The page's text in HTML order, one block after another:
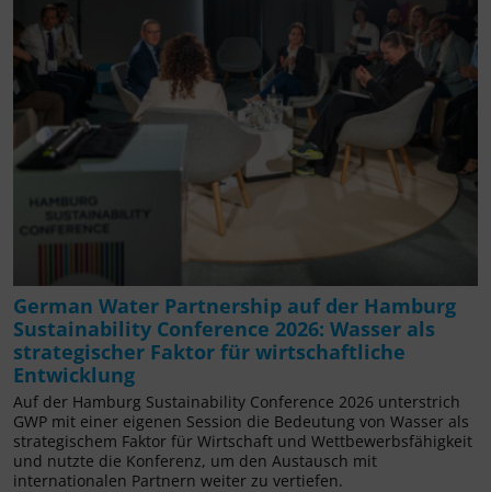
German Water Partnership auf der Hamburg
Sustainability Conference 2026: Wasser als
strategischer Faktor für wirtschaftliche
Entwicklung
Auf der Hamburg Sustainability Conference 2026 unterstrich
GWP mit einer eigenen Session die Bedeutung von Wasser als
strategischem Faktor für Wirtschaft und Wettbewerbsfähigkeit
und nutzte die Konferenz, um den Austausch mit
internationalen Partnern weiter zu vertiefen.